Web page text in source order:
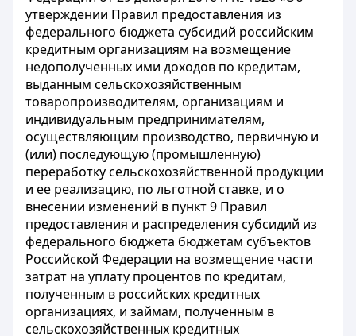
утверждении Правил предоставления из
федерального бюджета субсидий российским
кредитным организациям на возмещение
недополученных ими доходов по кредитам,
выданным сельскохозяйственным
товаропроизводителям, организациям и
индивидуальным предпринимателям,
осуществляющим производство, первичную и
(или) последующую (промышленную)
переработку сельскохозяйственной продукции
и ее реализацию, по льготной ставке, и о
внесении изменений в пункт 9 Правил
предоставления и распределения субсидий из
федерального бюджета бюджетам субъектов
Российской Федерации на возмещение части
затрат на уплату процентов по кредитам,
полученным в российских кредитных
организациях, и займам, полученным в
сельскохозяйственных кредитных